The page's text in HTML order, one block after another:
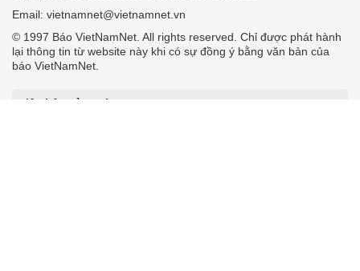
Email: vietnamnet@vietnamnet.vn
© 1997 Báo VietNamNet. All rights reserved. Chỉ được phát hành
lại thông tin từ website này khi có sự đồng ý bằng văn bản của
báo VietNamNet.
Liên hệ quảng cáo